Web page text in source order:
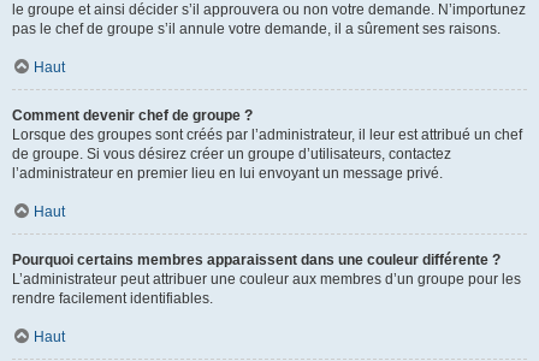
le groupe et ainsi décider s’il approuvera ou non votre demande. N’importunez
pas le chef de groupe s’il annule votre demande, il a sûrement ses raisons.
Haut
Comment devenir chef de groupe ?
Lorsque des groupes sont créés par l’administrateur, il leur est attribué un chef
de groupe. Si vous désirez créer un groupe d’utilisateurs, contactez
l’administrateur en premier lieu en lui envoyant un message privé.
Haut
Pourquoi certains membres apparaissent dans une couleur différente ?
L’administrateur peut attribuer une couleur aux membres d’un groupe pour les
rendre facilement identifiables.
Haut